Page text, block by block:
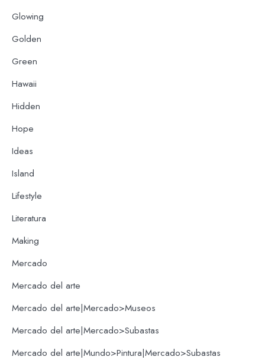
Glowing
Golden
Green
Hawaii
Hidden
Hope
Ideas
Island
Lifestyle
Literatura
Making
Mercado
Mercado del arte
Mercado del arte|Mercado>Museos
Mercado del arte|Mercado>Subastas
Mercado del arte|Mundo>Pintura|Mercado>Subastas